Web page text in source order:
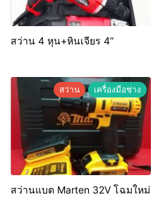
สว่าน 4 หุน+หินเจียร 4”
สว่าน เครื่องมือช่าง
สว่านแบต Marten 32V โฉมใหม่